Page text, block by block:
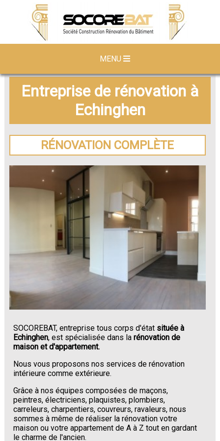
MENU
Entreprise de rénovation à
Echinghen
RÉNOVATION COMPLÈTE
SOCOREBAT, entreprise tous corps d'état située à
Echinghen, est spécialisée dans larénovation de
maison et d'appartement.
Nous vous proposons nos services de rénovation
intérieure comme extérieure.
Grâce à nos équipes composées de maçons,
peintres, électriciens, plaquistes, plombiers,
carreleurs, charpentiers, couvreurs, ravaleurs, nous
sommes à même de réaliser la rénovation votre
maison ou votre appartement de A à Z tout en gardant
le charme de l'ancien.